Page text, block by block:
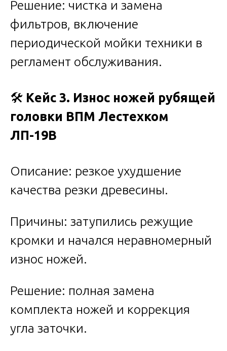
Решение: чистка и замена
фильтров, включение
периодической мойки техники в
регламент обслуживания.
🛠️ Кейс 3. Износ ножей рубящей
головки ВПМ Лестехком
ЛП-19В
Описание: резкое ухудшение
качества резки древесины.
Причины: затупились режущие
кромки и начался неравномерный
износ ножей.
Решение: полная замена
комплекта ножей и коррекция
угла заточки.